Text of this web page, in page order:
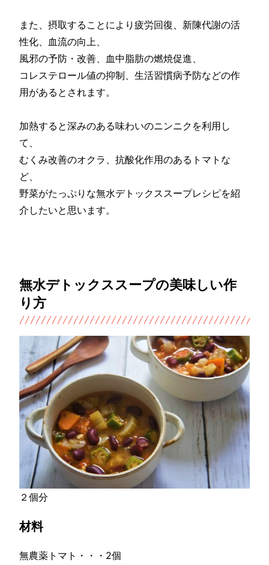
また、摂取することにより疲労回復、新陳代謝の活
性化、血流の向上、
風邪の予防・改善、血中脂肪の燃焼促進、
コレステロール値の抑制、生活習慣病予防などの作
用があるとされます。
加熱すると深みのある味わいのニンニクを利用し
て、
むくみ改善のオクラ、抗酸化作用のあるトマトな
ど、
野菜がたっぷりな無水デトックススープレシピを紹
介したいと思います。
無水デトックススープの美味しい作
り方
２個分
材料
無農薬トマト・・・2個